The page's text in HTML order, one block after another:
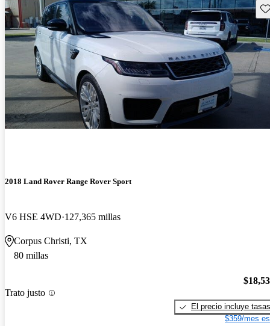
2018 Land Rover Range Rover Sport
V6 HSE 4WD 127,365 millas
Corpus Christi, TX
80 millas
Trato justo
El precio incluye tasas
$359/mes